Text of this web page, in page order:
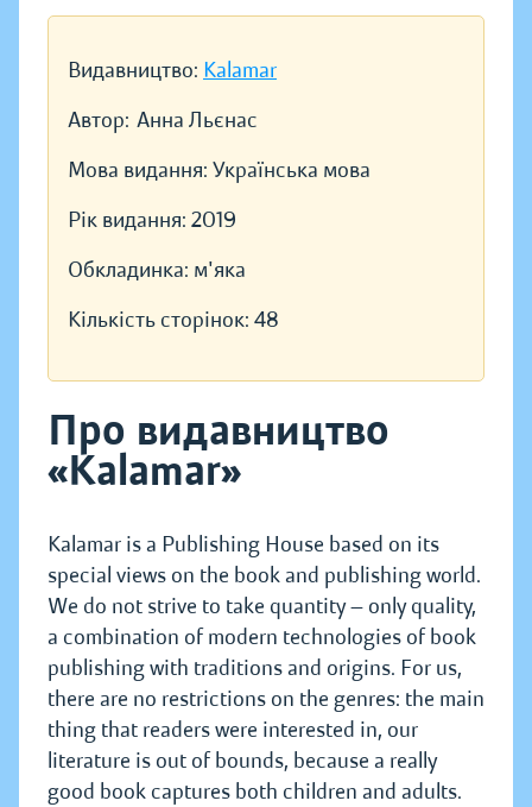
Видавництво: Kalamar
Автор: Анна Льєнас
Мова видання: Українська мова
Рік видання: 2019
Обкладинка: м'яка
Кількість сторінок: 48
Про видавництво
«Kalamar»
Kalamar is a Publishing House based on its
special views on the book and publishing world.
We do not strive to take quantity — only quality,
a combination of modern technologies of book
publishing with traditions and origins. For us,
there are no restrictions on the genres: the main
thing that readers were interested in, our
literature is out of bounds, because a really
good book captures both children and adults.